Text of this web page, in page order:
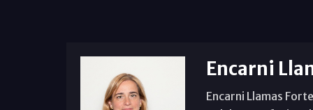
Encarni
Encarni Llamas